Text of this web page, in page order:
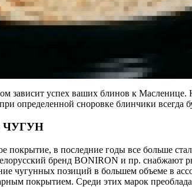
зависит успех ваших блинов к
определенной сноровке блинчики всегда
ЧУГУН
в последние годы все больше
бренд BONIRON и пр.
чугунных позиций в большем объеме в
покрытием. Среди этих марок